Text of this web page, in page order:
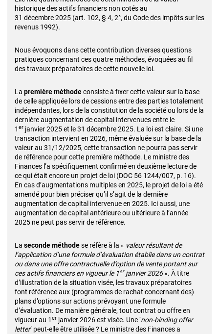
historique des actifs financiers non cotés au
31 décembre 2025 (art. 102, § 4, 2°, du Code des impôts sur les
revenus 1992).
Nous évoquons dans cette contribution diverses questions
pratiques concernant ces quatre méthodes, évoquées au fil
des travaux préparatoires de cette nouvelle loi.
La première méthodeconsiste à fixer cette valeur sur la base
de celle appliquée lors de cessions entre des parties totalement
indépendantes, lors de la constitution de la société ou lors de la
dernière augmentation de capital intervenues entre le
1 er janvier 2025 et le 31 décembre 2025. La loi est claire. Si une
transaction intervient en 2026, même évaluée sur la base de la
valeur au 31/12/2025, cette transaction ne pourra pas servir
de référence pour cette première méthode. Le ministre des
Finances l’a spécifiquement confirmé en deuxième lecture de
ce qui était encore un projet de loi (DOC 56 1244/007, p. 16).
En cas d’augmentations multiples en 2025, le projet de loi a été
amendé pour bien préciser qu’il s’agit de la dernière
augmentation de capital intervenue en 2025. Ici aussi, une
augmentation de capital antérieure ou ultérieure à l’année
2025 ne peut pas servir de référence.
La seconde méthodese réfère à la « valeur résultant de
l’application d’une formule d’évaluation établie dans un contrat
ou dans une offre contractuelle d’option de vente portant sur
ces actifs financiers en vigueur le 1er janvier 2026». À titre
d’illustration de la situation visée, les travaux préparatoires
font référence aux (programmes de rachat concernant des)
plans d’options sur actions prévoyant une formule
d’évaluation. De manière générale, tout contrat ou offre en
vigueur au 1 er janvier 2026 est visée. Une ‘non-binding offer
letter’ peut-elle être utilisée ? Le ministre des Finances a